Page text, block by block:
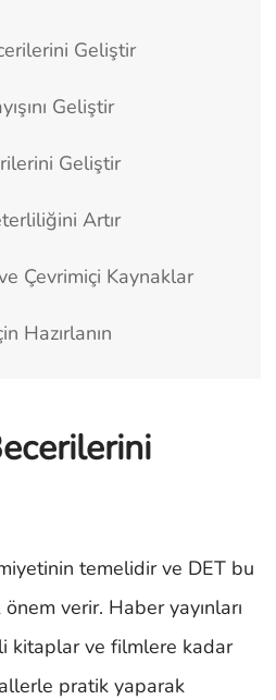
Geliştir
Geliştir
Geliştir
Artır
Çevrimiçi Kaynaklar
Hazırlanın
temelidir ve DET bu
verir. Haber yayınları
kitaplar ve filmlere kadar
pratik yaparak